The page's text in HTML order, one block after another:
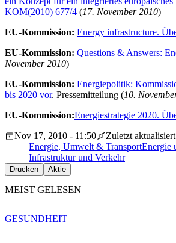
KOM(2010) 677/4 (17. November 2010)
EU-Kommission: Energy infrastructure.
EU-Kommission: Questions & Answers:
November 2010)
EU-Kommission: Energiepolitik:
bis 2020 vor. Pressemitteilung (10.
EU-Kommission:Energiestrategie 2020.
Nov 17, 2010 - 11:50
Zuletzt
Energie, Umwelt & TransportEnergie
Infrastruktur und Verkehr
Drucken Aktie
MEIST GELESEN
GESUNDHEIT